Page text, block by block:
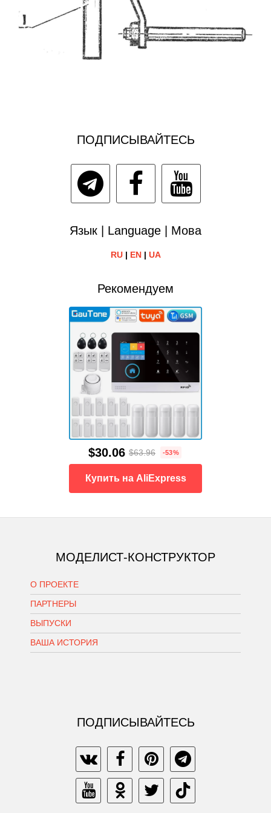
ПОДПИСЫВАЙТЕСЬ
Язык | Language | Мова
RU| EN| UA
Рекомендуем
$30.06 $63.96 -53%
Купить на AliExpress
МОДЕЛИСТ-КОНСТРУКТОР
О ПРОЕКТЕ
ПАРТНЕРЫ
ВЫПУСКИ
ВАША ИСТОРИЯ
ПОДПИСЫВАЙТЕСЬ